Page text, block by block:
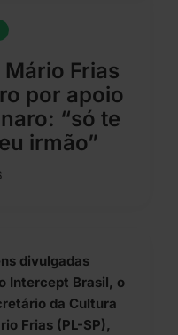
Frias
por apoio
“só te
irmão”
divulgadas
Intercept Brasil, o
da Cultura
Frias (PL-SP),